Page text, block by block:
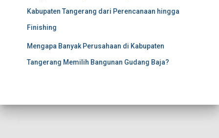
Kabupaten Tangerang dari Perencanaan hingga
Finishing
Mengapa Banyak Perusahaan di Kabupaten
Tangerang Memilih Bangunan Gudang Baja?